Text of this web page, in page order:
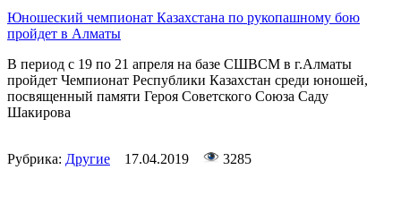
Юношеский чемпионат Казахстана по рукопашному бою
пройдет в Алматы
В период с 19 по 21 апреля на базе СШВСМ в г.Алматы
пройдет Чемпионат Республики Казахстан среди юношей,
посвященный памяти Героя Советского Союза Саду
Шакирова
Рубрика: Другие 17.04.2019 3285